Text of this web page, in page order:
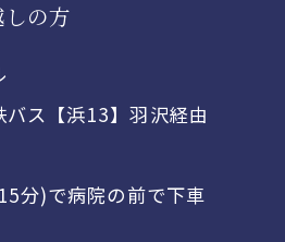
の方
ス【浜13】羽沢経由
分)で病院の前で下車